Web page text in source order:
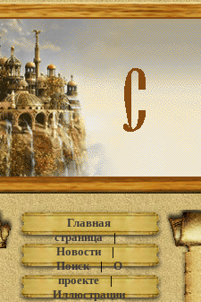
Главная
страница|
Новости|
Поиск|О
проекте|
Иллюстрации